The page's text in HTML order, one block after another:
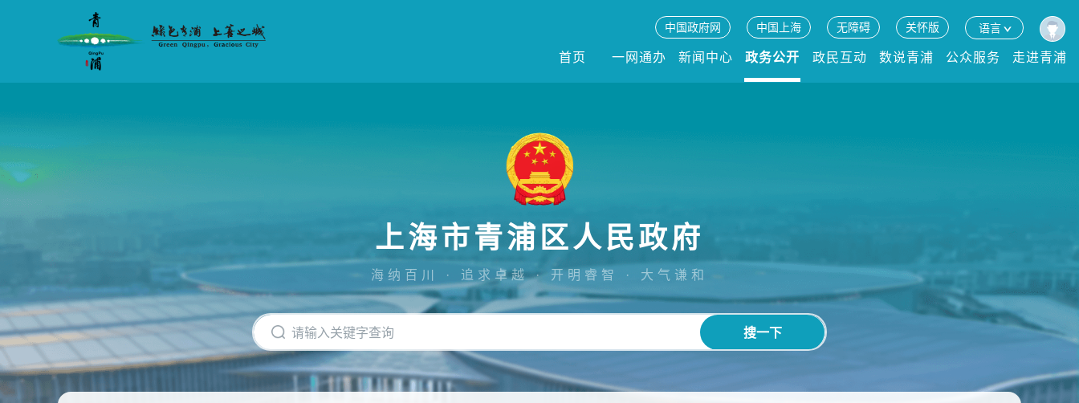
网
主
要
内
容
区
域
中国政府网 中国上海 无障碍 关怀版 语言
首页 一网通办 新闻中心 政务公开 政民互动 数说青浦 公众服务 走进青浦
上海市青浦区人民政府
海纳百川 · 追求卓越 · 开明睿智 · 大气谦和
搜一下